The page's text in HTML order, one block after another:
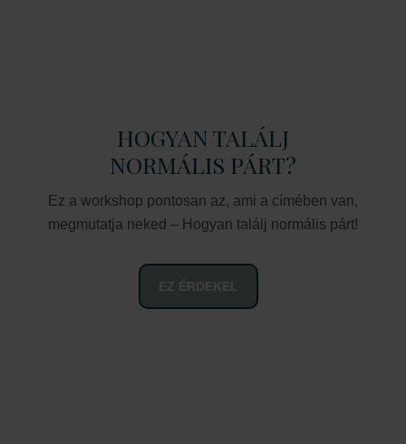
HOGYAN TALÁLJ
NORMÁLIS PÁRT?
Ez a workshop pontosan az, ami a címében van,
megmutatja neked – Hogyan találj normális párt!
EZ ÉRDEKEL